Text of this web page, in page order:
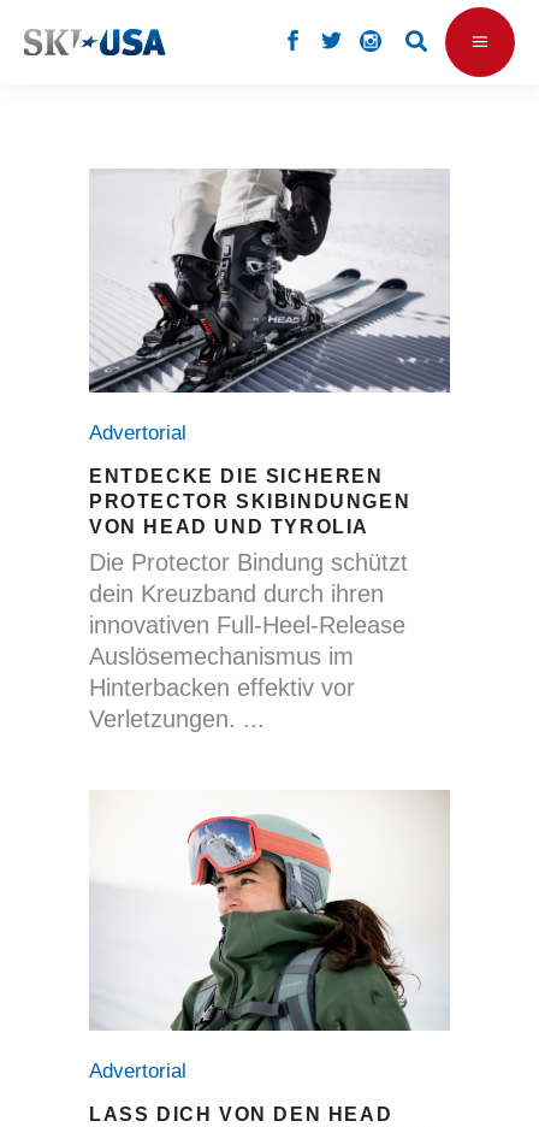
Advertorial
ENTDECKE DIE SICHEREN
PROTECTOR SKIBINDUNGEN
VON HEAD UND TYROLIA
Die Protector Bindung schützt
dein Kreuzband durch ihren
innovativen Full-Heel-Release
Auslösemechanismus im
Hinterbacken effektiv vor
Verletzungen.
Advertorial
LASS DICH VON DEN HEAD